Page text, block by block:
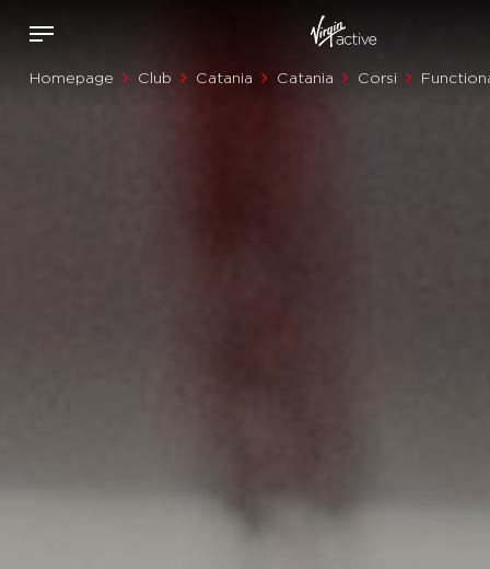
Homepage Club Catania Catania Corsi